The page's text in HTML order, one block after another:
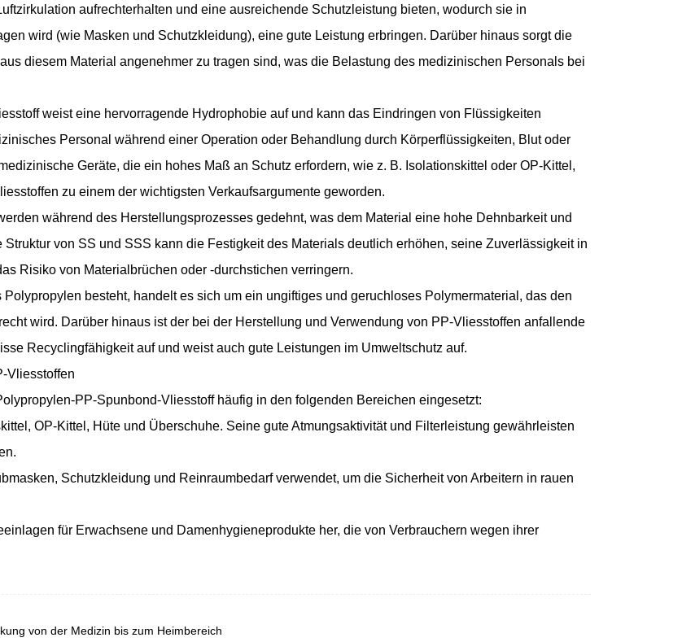
aufrechterhalten und eine ausreichende Schutzleistung bieten, wodurch sie in
wird (wie Masken und Schutzkleidung), eine gute Leistung erbringen. Darüber hinaus sorgt die
diesem Material angenehmer zu tragen sind, was die Belastung des medizinischen Personals bei
weist eine hervorragende Hydrophobie auf und kann das Eindringen von Flüssigkeiten
Personal während einer Operation oder Behandlung durch Körperflüssigkeiten, Blut oder
Geräte, die ein hohes Maß an Schutz erfordern, wie z. B. Isolationskittel oder OP-Kittel,
zu einem der wichtigsten Verkaufsargumente geworden.
während des Herstellungsprozesses gedehnt, was dem Material eine hohe Dehnbarkeit und
von SS und SSS kann die Festigkeit des Materials deutlich erhöhen, seine Zuverlässigkeit in
Risiko von Materialbrüchen oder -durchstichen verringern.
besteht, handelt es sich um ein ungiftiges und geruchloses Polymermaterial, das den
wird. Darüber hinaus ist der bei der Herstellung und Verwendung von PP-Vliesstoffen anfallende
Recyclingfähigkeit auf und weist auch gute Leistungen im Umweltschutz auf.
Vliesstoffen
PP-Spunbond-Vliesstoff häufig in den folgenden Bereichen eingesetzt:
OP-Kittel, Hüte und Überschuhe. Seine gute Atmungsaktivität und Filterleistung gewährleisten
Schutzkleidung und Reinraumbedarf verwendet, um die Sicherheit von Arbeitern in rauen
für Erwachsene und Damenhygieneprodukte her, die von Verbrauchern wegen ihrer
von der Medizin bis zum Heimbereich